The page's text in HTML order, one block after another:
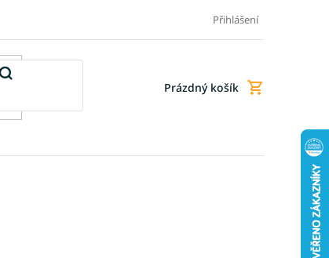
Obchodní podmínky
Přihlášení
Nákupní
Prázdný košík